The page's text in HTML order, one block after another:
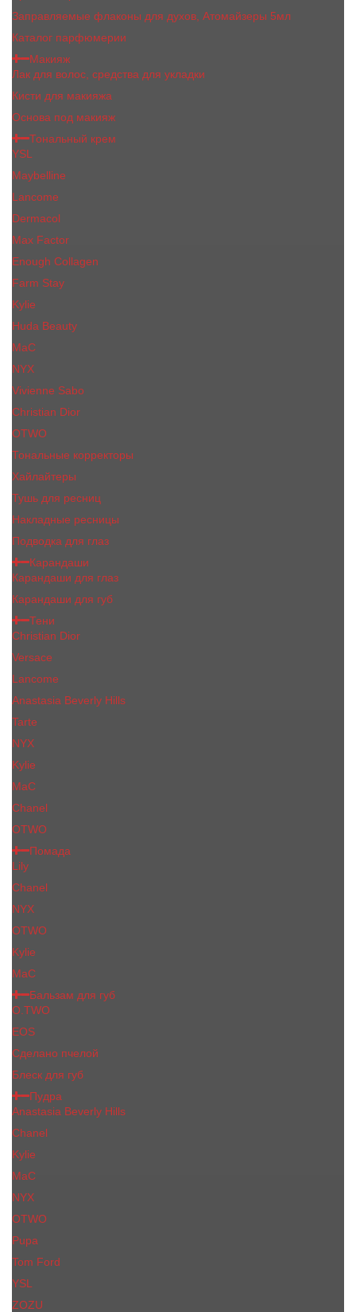
Заправляемые флаконы для духов, Атомайзеры 5мл
Каталог парфюмерии
Макияж
Лак для волос, средства для укладки
Кисти для макияжа
Основа под макияж
Тональный крем
YSL
Maybelline
Lancome
Dermacol
Max Factor
Enough Collagen
Farm Stay
Kylie
Huda Beauty
МаС
NYX
Vivienne Sabo
Сhristiаn Diоr
OTWO
Тональные корректоры
Хайлайтеры
Тушь для ресниц
Накладные ресницы
Подводка для глаз
Карандаши
Карандаши для глаз
Карандаши для губ
Тени
Christian Dior
Versace
Lancome
Anastasia Beverly Hills
Tarte
NYX
Kylie
MaC
Сhanеl
OTWO
Помада
Lily
Chanel
NYX
OTWO
Kylie
МаС
Бальзам для губ
O.TWO
EOS
Сделано пчелой
Блеск для губ
Пудра
Anastasia Beverly Hills
Chanel
Kylie
MaC
NYX
OTWO
Pupa
Tom Ford
YSL
ZOZU